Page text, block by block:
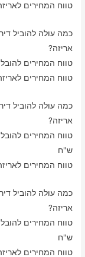
טווח המחירים לאריזה דירה חדר 1
אריזה?
טווח המחירים להובלת דירת 2 חדרים באביעזר
טווח המחירים לאריזה דירת 2 חדרים באביעזר
אריזה?
ש"ח
טווח המחירים לאריזה דירת 3 חדרים באביעזר –
אריזה?
ש"ח